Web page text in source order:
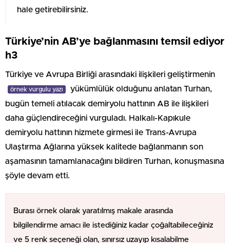
hale getirebilirsiniz.
Türkiye’nin AB’ye bağlanmasını temsil ediyor
h3
Türkiye ve Avrupa Birliği arasındaki ilişkileri geliştirmenin
örnek vurgulu yazı
yükümlülük olduğunu anlatan Turhan,
bugün temeli atılacak demiryolu hattının AB ile ilişkileri
daha güçlendireceğini vurguladı. Halkalı-Kapıkule
demiryolu hattının hizmete girmesi ile Trans-Avrupa
Ulaştırma Ağlarına yüksek kalitede bağlanmanın son
aşamasının tamamlanacağını bildiren Turhan, konuşmasına
şöyle devam etti.
Burası örnek olarak yaratılmış makale arasında
bilgilendirme amacı ile istediğiniz kadar çoğaltabileceğiniz
ve 5 renk seçeneği olan, sınırsız uzayıp kısalabilme